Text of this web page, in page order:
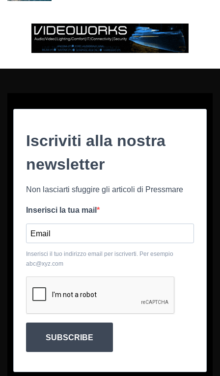
Iscriviti alla nostra
newsletter
Non lasciarti sfuggire gli articoli di Pressmare
Inserisci la tua mail
Inserisci il tuo indirizzo email per iscriverti. Per esempio
abc@xyz.com
SUBSCRIBE